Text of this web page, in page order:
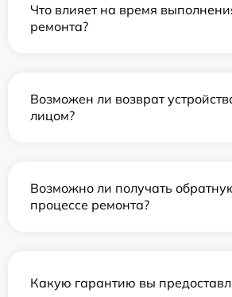
Что влияет на время
ремонта?
Возможен ли возврат
лицом?
Возможно ли получать
процессе ремонта?
Какую гарантию вы